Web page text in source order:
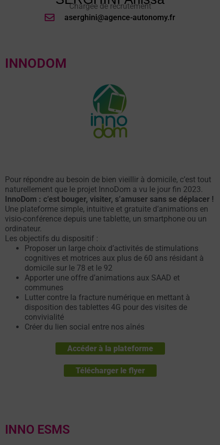
Chargée de recrutement
aserghini@agence-autonomy.fr
INNODOM
Pour répondre au besoin de bien vieillir à domicile, c’est tout
naturellement que le projet InnoDom a vu le jour fin 2023.
InnoDom : c’est bouger, visiter, s’amuser sans se déplacer !
Une plateforme simple, intuitive et gratuite d’animations en
visio-conférence depuis une tablette, un smartphone ou un
ordinateur.
Les objectifs du dispositif :
Proposer un large choix d’activités de stimulations
cognitives et motrices aux plus de 60 ans résidant à
domicile sur le 78 et le 92
Apporter une offre d’animations aux SAAD et
communes
Lutter contre la fracture numérique en mettant à
disposition des tablettes 4G pour des visites de
convivialité
Créer du lien social entre nos aînés
Accéder à la plateforme
Télécharger le flyer
INNO ESMS